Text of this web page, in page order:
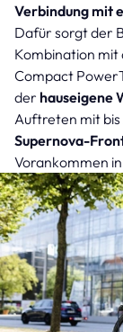
Verbindung mit
Dafür sorgt der
Kombination
Compact
der hauseigene
Auftreten mit bis
Supernova-
Vorankommen